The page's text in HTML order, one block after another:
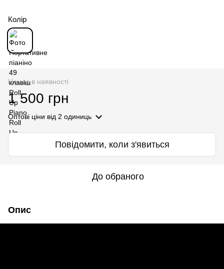
Колір
Немає в наявності
1 500 грн
Оптові ціни від 2 одиниць
Повідомити, коли з'явиться
До обраного
Опис